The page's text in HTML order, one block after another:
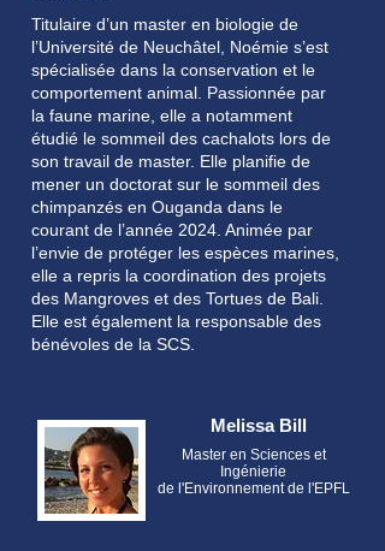
Titulaire d’un master en biologie de
l’Université de Neuchâtel, Noémie s’est
spécialisée dans la conservation et le
comportement animal. Passionnée par
la faune marine, elle a notamment
étudié le sommeil des cachalots lors de
son travail de master. Elle planifie de
mener un doctorat sur le sommeil des
chimpanzés en Ouganda dans le
courant de l’année 2024. Animée par
l’envie de protéger les espèces marines,
elle a repris la coordination des projets
des Mangroves et des Tortues de Bali.
Elle est également la responsable des
bénévoles de la SCS.
Melissa Bill
Master en Sciences et
Ingénierie
de l'Environnement de l'EPFL